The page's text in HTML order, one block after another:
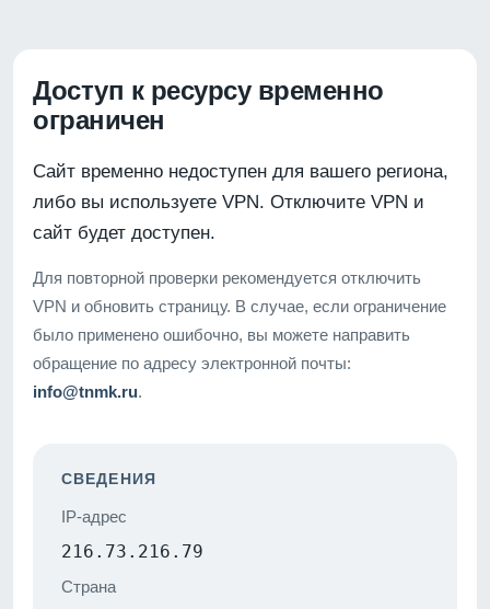
Доступ к ресурсу временно
ограничен
Сайт временно недоступен для вашего региона,
либо вы используете VPN. Отключите VPN и
сайт будет доступен.
Для повторной проверки рекомендуется отключить
VPN и обновить страницу. В случае, если ограничение
было применено ошибочно, вы можете направить
обращение по адресу электронной почты:
info@tnmk.ru.
СВЕДЕНИЯ
IP-адрес
216.73.216.79
Страна